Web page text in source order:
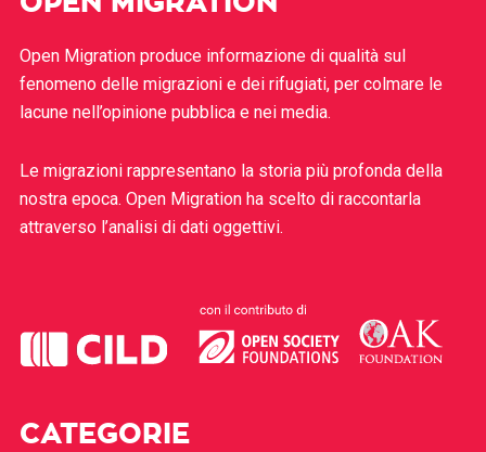
Open Migration produce informazione di qualità sul
fenomeno delle migrazioni e dei rifugiati, per colmare le
lacune nell’opinione pubblica e nei media.
Le migrazioni rappresentano la storia più profonda della
nostra epoca. Open Migration ha scelto di raccontarla
attraverso l’analisi di dati oggettivi.
CATEGORIE